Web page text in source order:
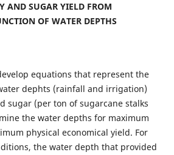
AND SUGAR YIELD FROM
OF WATER DEPTHS
equations that represent the
dephts (rainfall and irrigation)
sugar (per ton of sugarcane stalks
the water depths for maximum
physical economical yield. For
the water depth that provided